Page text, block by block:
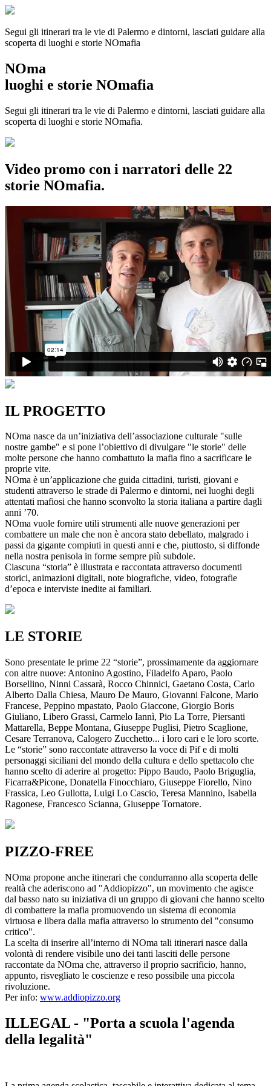
Segui gli itinerari tra le vie di Palermo e dintorni, lasciati guidare alla
scoperta di luoghi e storie NOmafia
NOma
luoghi e storie NOmafia
Segui gli itinerari tra le vie di Palermo e dintorni, lasciati guidare alla
scoperta di luoghi e storie NOmafia.
Video promo con i narratori delle 22
storie NOmafia.
IL PROGETTO
NOma nasce da un’iniziativa dell’associazione culturale "sulle
nostre gambe" e si pone l’obiettivo di divulgare "le storie" delle
molte persone che hanno combattuto la mafia fino a sacrificare le
proprie vite.
NOma è un’applicazione che guida cittadini, turisti, giovani e
studenti attraverso le strade di Palermo e dintorni, nei luoghi degli
attentati mafiosi che hanno sconvolto la storia italiana a partire dagli
anni ’70.
NOma vuole fornire utili strumenti alle nuove generazioni per
combattere un male che non è ancora stato debellato, malgrado i
passi da gigante compiuti in questi anni e che, piuttosto, si diffonde
nella nostra penisola in forme sempre più subdole.
Ciascuna “storia” è illustrata e raccontata attraverso documenti
storici, animazioni digitali, note biografiche, video, fotografie
d’epoca e interviste inedite ai familiari.
LE STORIE
Sono presentate le prime 22 “storie”, prossimamente da aggiornare
con altre nuove: Antonino Agostino, Filadelfo Aparo, Paolo
Borsellino, Ninni Cassarà, Rocco Chinnici, Gaetano Costa, Carlo
Alberto Dalla Chiesa, Mauro De Mauro, Giovanni Falcone, Mario
Francese, Peppino mpastato, Paolo Giaccone, Giorgio Boris
Giuliano, Libero Grassi, Carmelo Iannì, Pio La Torre, Piersanti
Mattarella, Beppe Montana, Giuseppe Puglisi, Pietro Scaglione,
Cesare Terranova, Calogero Zucchetto... i loro cari e le loro scorte.
Le “storie” sono raccontate attraverso la voce di Pif e di molti
personaggi siciliani del mondo della cultura e dello spettacolo che
hanno scelto di aderire al progetto: Pippo Baudo, Paolo Briguglia,
Ficarra&Picone, Donatella Finocchiaro, Giuseppe Fiorello, Nino
Frassica, Leo Gullotta, Luigi Lo Cascio, Teresa Mannino, Isabella
Ragonese, Francesco Scianna, Giuseppe Tornatore.
PIZZO-FREE
NOma propone anche itinerari che condurranno alla scoperta delle
realtà che aderiscono ad "Addiopizzo", un movimento che agisce
dal basso nato su iniziativa di un gruppo di giovani che hanno scelto
di combattere la mafia promuovendo un sistema di economia
virtuosa e libera dalla mafia attraverso lo strumento del "consumo
critico".
La scelta di inserire all’interno di NOma tali itinerari nasce dalla
volontà di rendere visibile uno dei tanti lasciti delle persone
raccontate da NOma che, attraverso il proprio sacrificio, hanno,
appunto, risvegliato le coscienze e reso possibile una piccola
rivoluzione.
Per info: www.addiopizzo.org
ILLEGAL - "Porta a scuola l'agenda
della legalità"